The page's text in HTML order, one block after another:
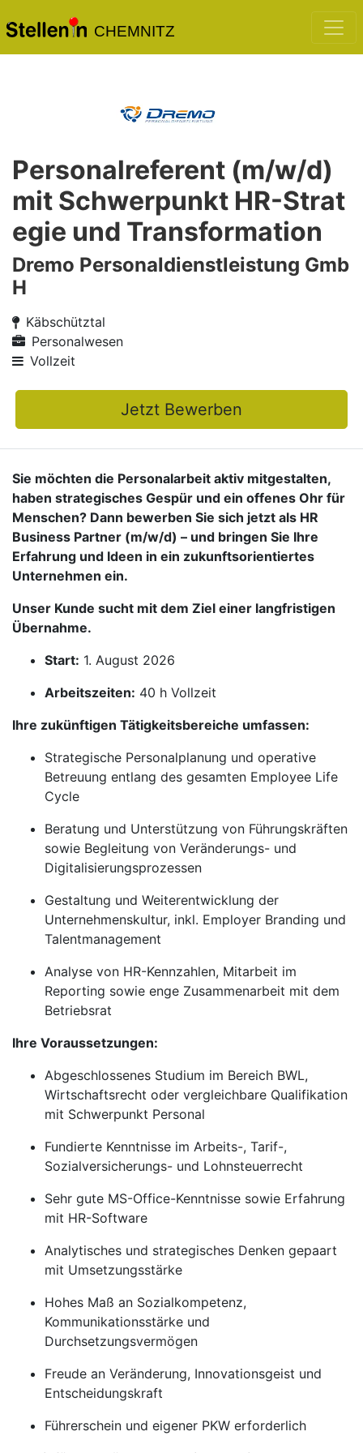
CHEMNITZ
Personalreferent (m/w/d)
mit Schwerpunkt HR-Strat
egie und Transformation
Dremo Personaldienstleistung Gmb
H
Käbschütztal
Personalwesen
Vollzeit
Jetzt Bewerben
Sie möchten die Personalarbeit aktiv mitgestalten,
haben strategisches Gespür und ein offenes Ohr für
Menschen? Dann bewerben Sie sich jetzt als HR
Business Partner (m/w/d) – und bringen Sie Ihre
Erfahrung und Ideen in ein zukunftsorientiertes
Unternehmen ein.
Unser Kunde sucht mit dem Ziel einer langfristigen
Übernahme.
Start: 1. August 2026
Arbeitszeiten: 40 h Vollzeit
Ihre zukünftigen Tätigkeitsbereiche umfassen:
Strategische Personalplanung und operative
Betreuung entlang des gesamten Employee Life
Cycle
Beratung und Unterstützung von Führungskräften
sowie Begleitung von Veränderungs- und
Digitalisierungsprozessen
Gestaltung und Weiterentwicklung der
Unternehmenskultur, inkl. Employer Branding und
Talentmanagement
Analyse von HR-Kennzahlen, Mitarbeit im
Reporting sowie enge Zusammenarbeit mit dem
Betriebsrat
Ihre Voraussetzungen:
Abgeschlossenes Studium im Bereich BWL,
Wirtschaftsrecht oder vergleichbare Qualifikation
mit Schwerpunkt Personal
Fundierte Kenntnisse im Arbeits-, Tarif-,
Sozialversicherungs- und Lohnsteuerrecht
Sehr gute MS-Office-Kenntnisse sowie Erfahrung
mit HR-Software
Analytisches und strategisches Denken gepaart
mit Umsetzungsstärke
Hohes Maß an Sozialkompetenz,
Kommunikationsstärke und
Durchsetzungsvermögen
Freude an Veränderung, Innovationsgeist und
Entscheidungskraft
Führerschein und eigener PKW erforderlich